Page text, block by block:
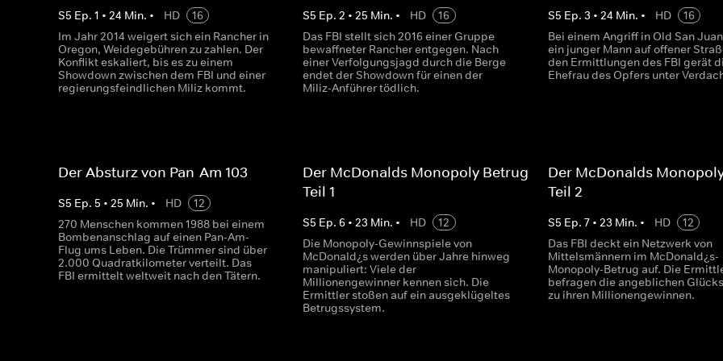
S5 Ep. 1 • 24 Min. • HD
16
Im Jahr 2014 weigert sich ein Rancher in
Oregon, Weidegebühren zu zahlen. Der
Konflikt eskaliert, bis es zu einem
Showdown zwischen dem FBI und einer
regierungsfeindlichen Miliz kommt.
S5 Ep.2 •25 Min. • HD
16
Das FBI stellt sich 2016 einer Gruppe
bewaffneter Rancher entgegen. Nach
einer Verfolgungsjagd durch die Berge
endet der Showdown für einen der
Miliz-Anführer tödlich.
S5 Ep. 3 • 24 Min. • HD
16
Bei einem Angriff in Old San
ein junger Mann auf offener
den Ermittlungen des FBI gerät
Ehefrau des Opfers unter
Der Absturz von Pan-Am 103
S5 Ep. 5 • 25 Min. • HD
12
270 Menschen kommen 1988 bei einem
Bombenanschlag auf einen Pan-Am-
Flug ums Leben. Die Trümmer sind über
2.000 Quadratkilometer verteilt. Das
FBI ermittelt weltweit nach den Tätern.
Der McDonalds Monopoly Betrug -
Teil 1
S5 Ep.6 •23 Min. • HD
12
Die Monopoly-Gewinnspiele von
McDonald¿s werden über Jahre hinweg
manipuliert: Viele der
Millionengewinner kennen sich. Die
Ermittler stoßen auf ein ausgeklügeltes
Betrugssystem.
Der McDonalds
Teil 2
S5 Ep. 7• 23 Min. • HD
12
Das FBI deckt ein Netzwerk von
Mittelsmännern im McDonald¿s-
Monopoly-Betrug auf. Die
befragen die angeblichen
zu ihren Millionengewinnen.